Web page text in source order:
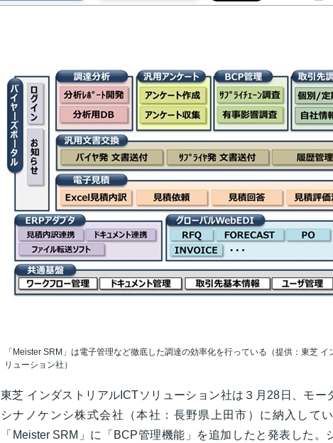
「Meister SRM」は電子管理など徹底した調達の効率化を行っている（提供：東芝 イ
リューション社）
東芝 インダストリアルICTソリューション社は３月28日、モー
シナノケンシ株式会社（本社：長野県上田市）に納入して
「Meister SRM」に「BCP管理機能」を追加したと発表した。